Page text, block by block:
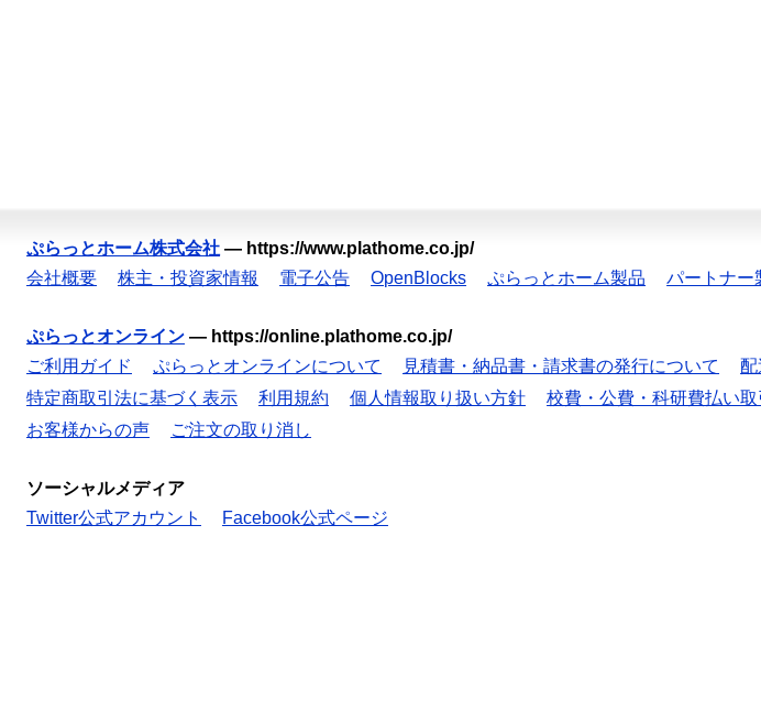
ぷらっとホーム株式会社 — https://www.plathome.co.jp/
会社概要
株主・投資家情報 電子公告 OpenBlocks ぷらっとホーム製品 パートナー
ぷらっとオンライン — https://online.plathome.co.jp/
ご利用ガイド
ぷらっとオンラインについて 見積書・納品書・請求書の発行について 配
特定商取引法に基づく表示
利用規約 個人情報取り扱い方針 校費・公費・科研費払い
お客様からの声
ご注文の取り消し
ソーシャルメディア
Twitter公式アカウント
Facebook公式ページ